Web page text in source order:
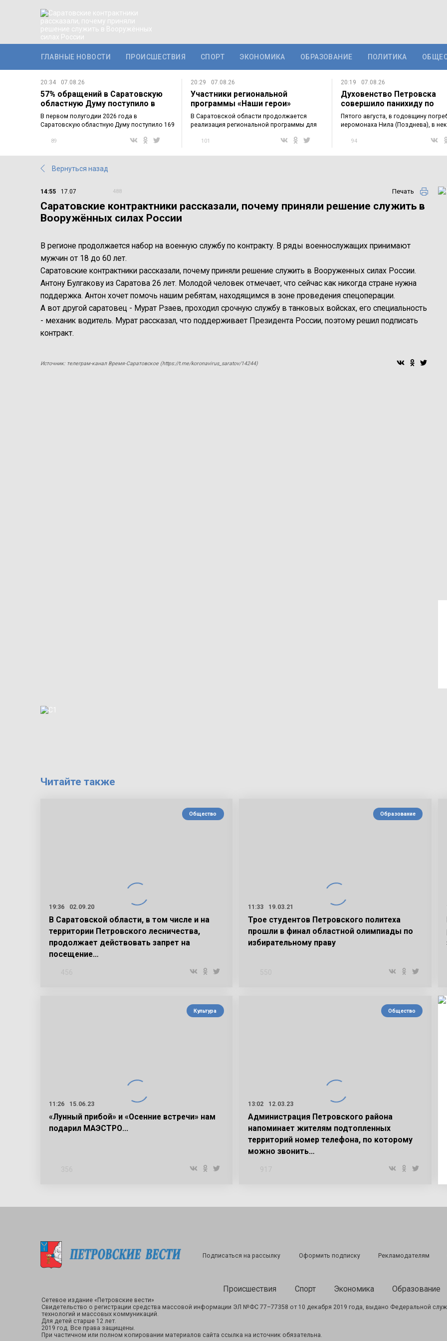
ГЛАВНЫЕ НОВОСТИ ПРОИСШЕСТВИЯ СПОРТ ЭКОНОМИКА ОБРАЗОВАНИЕ ПОЛИТИКА
20:34 07.08.26
57% обращений в Саратовскую
областную Думу поступило в
электронном…
В первом полугодии 2026 года в
Саратовскую областную Думу поступило 169
89
20:29 07.08.26
Участники региональной
программы «Наши герои»
познакомились с…
В Саратовской области продолжается
реализация региональной программы для
101
20:19 07.08.26
Духовенство Петровска
совершило панихиду по
приснопоминаемому…
Пятого августа, в годовщину
иеромонаха Нила (Позднева), в
94
Вернуться назад
14:55 17.07 488 Печать
Саратовские контрактники рассказали, почему приняли решение служить в
Вооружённых силах России
В регионе продолжается набор на военную службу по контракту. В ряды военнослужащих принимают
мужчин от 18 до 60 лет.
Саратовские контрактники рассказали, почему приняли решение служить в Вооруженных силах России.
Антону Булгакову из Саратова 26 лет. Молодой человек отмечает, что сейчас как никогда стране нужна
поддержка. Антон хочет помочь нашим ребятам, находящимся в зоне проведения спецоперации.
А вот другой саратовец - Мурат Рзаев, проходил срочную службу в танковых войсках, его специальность
- механик водитель. Мурат рассказал, что поддерживает Президента России, поэтому решил подписать
контракт.
Источник: телеграм-канал Время-Саратовское (https://t.me/koronavirus_saratov/14244)
Читайте также
Общество
19:36 02.09.20
В Саратовской области, в том числе и на
территории Петровского лесничества,
продолжает действовать запрет на
посещение…
Образование
11:33 19.03.21
Трое студентов Петровского политеха
прошли в финал областной олимпиады по
избирательному праву
Культура
11:26 15.06.23
«Лунный прибой» и «Осенние встречи» нам
подарил МАЭСТРО...
Общество
13:02 12.03.23
Администрация Петровского района
напоминает жителям подтопленных
территорий номер телефона, по которому
можно звонить…
Подписаться на рассылку Оформить подписку Рекламодателям
Происшествия Спорт Экономика Образование
Сетевое издание «Петровские вести»
Свидетельство о регистрации средства массовой информации ЭЛ №ФС 77–77358 от 10 декабря 2019 года, выдано Федеральной
технологий и массовых коммуникаций.
Для детей старше 12 лет.
2019 год. Все права защищены.
При частичном или полном копировании материалов сайта ссылка на источник обязательна.